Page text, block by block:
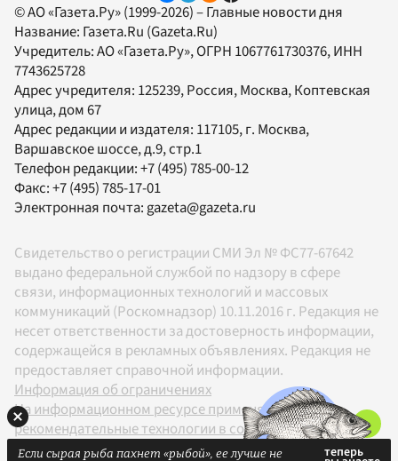
© АО «Газета.Ру» (1999-2026) – Главные новости дня
Название: Газета.Ru (Gazeta.Ru)
Учредитель:АО «Газета.Ру», ОГРН 1067761730376, ИНН
7743625728
Адрес учредителя: 125239, Россия, Москва, Коптевская
улица, дом 67
Адрес редакции и издателя: 117105, г. Москва,
Варшавское шоссе, д.9, стр.1
Телефон редакции:+7 (495) 785-00-12
Факс:+7 (495) 785-17-01
Электронная почта: gazeta@gazeta.ru
Свидетельство о регистрации СМИ Эл № ФС77-67642
выдано федеральной службой по надзору в сфере
связи, информационных технологий и массовых
коммуникаций (Роскомнадзор) 10.11.2016 г. Редакция не
несет ответственности за достоверность информации,
содержащейся в рекламных объявлениях. Редакция не
предоставляет справочной информации.
Информация об ограничениях
На информационном ресурсе применяются
рекомендательные технологии в соответствии с
Правилами
Если сырая рыба пахнет «рыбой», ее лучше не